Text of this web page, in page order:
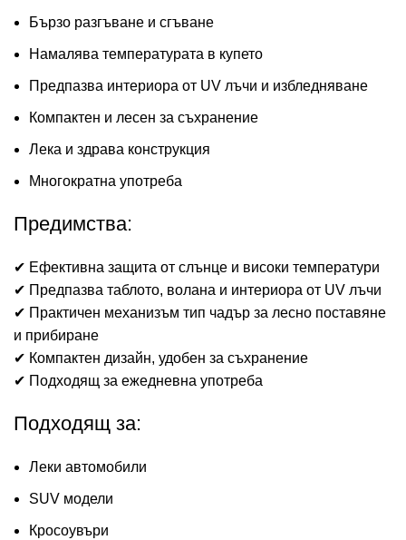
Бързо разгъване и сгъване
Намалява температурата в купето
Предпазва интериора от UV лъчи и избледняване
Компактен и лесен за съхранение
Лека и здрава конструкция
Многократна употреба
Предимства:
✔ Ефективна защита от слънце и високи температури
✔ Предпазва таблото, волана и интериора от UV лъчи
✔ Практичен механизъм тип чадър за лесно поставяне
и прибиране
✔ Компактен дизайн, удобен за съхранение
✔ Подходящ за ежедневна употреба
Подходящ за:
Леки автомобили
SUV модели
Кросоувъри